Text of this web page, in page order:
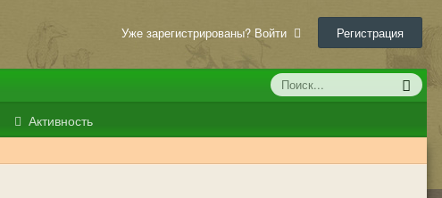
Уже зарегистрированы? Войти Регистрация
Активность